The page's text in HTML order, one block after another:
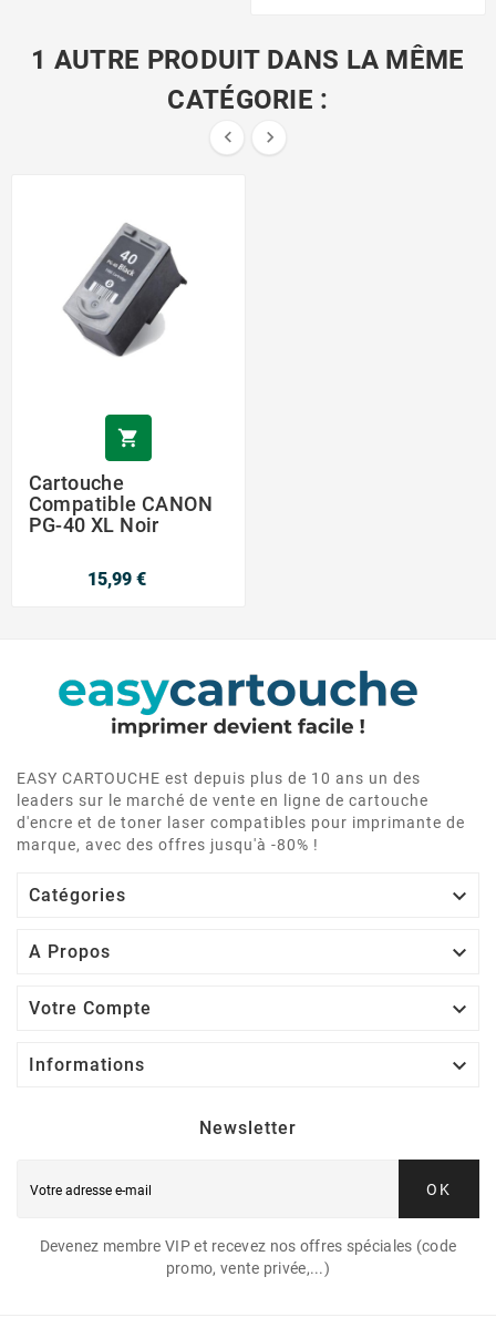
1 AUTRE PRODUIT DANS LA MÊME
CATÉGORIE :
 

Cartouche
Compatible CANON
PG-40 XL Noir
15,99 €
EASY CARTOUCHE est depuis plus de 10 ans un des
leaders sur le marché de vente en ligne de cartouche
d'encre et de toner laser compatibles pour imprimante de
marque, avec des offres jusqu'à -80% !
Catégories 
A Propos 
Votre Compte 
Informations 
Newsletter
OK
Devenez membre VIP et recevez nos offres spéciales (code
promo, vente privée,...)